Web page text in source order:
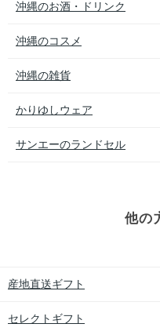
沖縄のお酒・ドリンク
沖縄のコスメ
沖縄の雑貨
かりゆしウェア
サンエーのランドセル
他の
産地直送ギフト
セレクトギフト